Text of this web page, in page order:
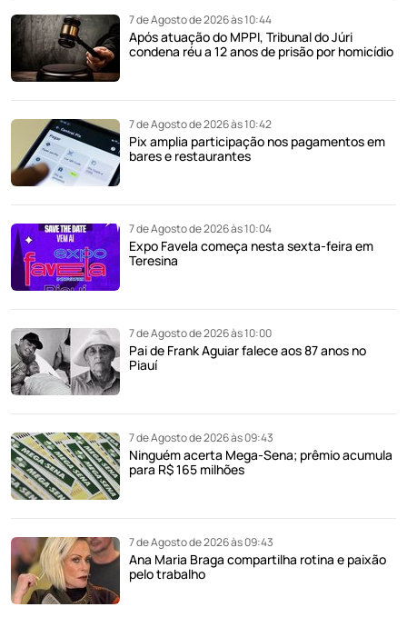
7 de Agosto de 2026 às 10:44
Após atuação do MPPI, Tribunal do Júri
condena réu a 12 anos de prisão por homicídio
7 de Agosto de 2026 às 10:42
Pix amplia participação nos pagamentos em
bares e restaurantes
7 de Agosto de 2026 às 10:04
Expo Favela começa nesta sexta-feira em
Teresina
7 de Agosto de 2026 às 10:00
Pai de Frank Aguiar falece aos 87 anos no
Piauí
7 de Agosto de 2026 às 09:43
Ninguém acerta Mega-Sena; prêmio acumula
para R$ 165 milhões
7 de Agosto de 2026 às 09:43
Ana Maria Braga compartilha rotina e paixão
pelo trabalho